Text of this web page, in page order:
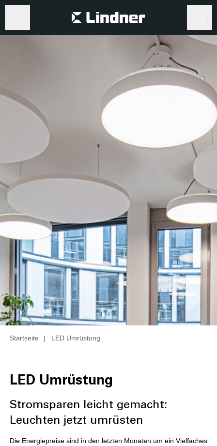
Startseite | LED Umrüstung
LED Umrüstung
Stromsparen leicht gemacht:
Leuchten jetzt umrüsten
Die Energiepreise sind in den letzten Monaten um ein Vielfaches